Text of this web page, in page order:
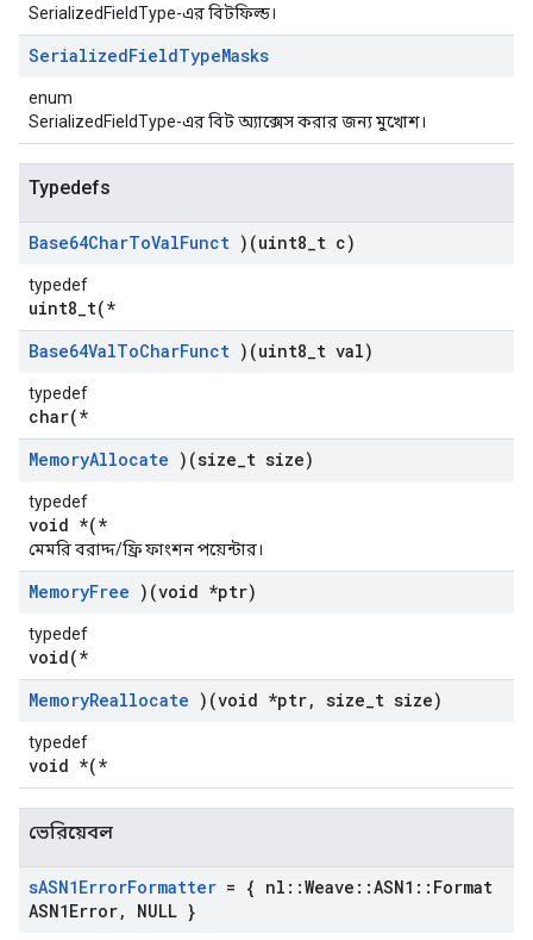
SerializedFieldType-এর বিটফিল্ড।
SerializedFieldTypeMasks
enum
SerializedFieldType-এর বিট অ্যাক্সেস করার জন্য মুখোশ।
Typedefs
Base64CharToValFunct )(uint8 t c)
typedef
uint8_t(*
Base64ValToCharFunct )(uint8 t val)
typedef
char(*
MemoryAllocate )(size t size)
typedef
void *(*
মেমরি বরাদ্দ/ফ্রি ফাংশন পয়েন্টার।
MemoryFree )(void *ptr)
typedef
void(*
MemoryReallocate )(void *ptr, size t size)
typedef
void *(*
ভেরিয়েবল
sASN1ErrorFormatter = { nl ::Weave ::ASN1 :: Format
ASN1Error,
NULL }